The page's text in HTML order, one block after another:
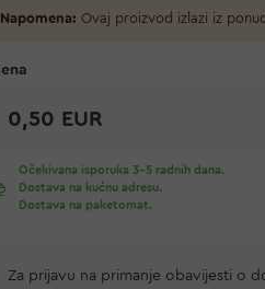
Napomena: Ovaj proizvod izlazi iz
0,50 EUR
Očekivana isporuka 3-5 radnih dana.
Dostava na kućnu adresu.
Dostava na paketomat.
Za prijavu na primanje obavijesti o